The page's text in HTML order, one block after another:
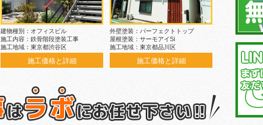
建物種別：オフィスビル
施工内容：鉄骨階段塗装工事
施工地域：東京都渋谷区
施工価格と詳細
外壁塗装：パーフェクトトップ
屋根塗装：サーモアイSi
施工地域：東京都品川区
施工価格と詳細